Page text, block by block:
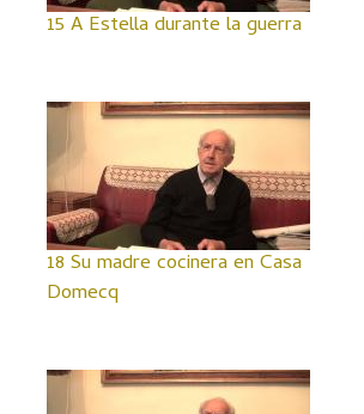
15 A Estella durante la guerra
18 Su madre cocinera en Casa
Domecq